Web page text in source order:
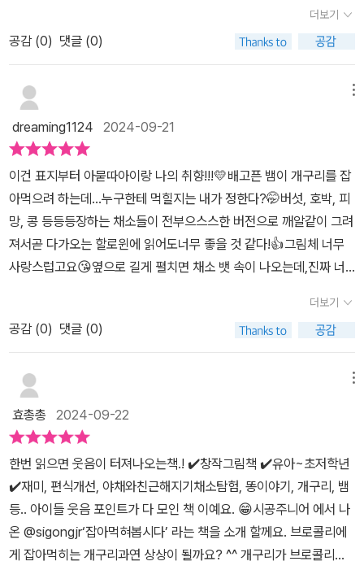
신간그림책 #잡혀먹어봅시다#그림책추천 #편식그림책 #개구리 #
뱀#지혜 #그림책스타그램 #유아그림책#초등그림책 #그림책테라피
폴짝~!!!!여기까지가 면지예요😆 면지까지만 봐도 뱀식이와 곽이의
표정 대사, 행동 모두 아이들의 시선을 빼앗을 수 있어요. 📍곽이는
주체성이 높은 친구예요.내가 잡아 먹힐 대상도 내가 고르죠!곽이가
식식이에게 제안하는 걸 보면 개구리가 아닌영리한 토끼가 생각나며
작가님의 또 다른 작품#토끼행성은하늑대 속 토끼가 떠오릅니다.토
끼랑 색깔은 같지만 귀가 짧아서 같은듯 다른듯~토끼는 현명하지만
혼자있기를 선호하고 조용해보이는데곽이는 영리하고 흥이 많아 뱀
식이조차 당할 수 없어요~ 📍곽이가 본인 대신 제시하는 음식은?무
시무시 브로콜리으스스스 버섯버섯오싹오싹 오들오들 호호호박할로
윈이 떠오르는 이름부터 뱀식이 목구멍과 똥구멍 사이에서 음식들이
어떤 일들을 하고 있는지 상상하고 펼쳐보며 이야기나누기 너무 좋아
요!요것만? NO~ NO~ 똥구멍에서 어떻게 나오는지 곽이가 직접 가
지고 나오는데...제가봐도 참.... 입맛이 사라질것같긴해요🤣곽이에게
홀려서 이야기를 듣고 보는뱀식이가 나중에는 쫌 불쌍했어요 ㅎㅎ
이들도 즐겁게 부르며 세상 즐거운 아이가될것이라 장담합니다!다음
달 수업 계획서 변경해야겠어요!! 곽곽!!! 🍀 @sigongjr🍀 @greenr
aintea #잡아먹혀봅시다 #심보영 #시공주니어 #신간그림책 #유아
그림책 #재미있는그림책 #상상력 #상상그림책#협찬#시공주니어
(@sigongjr )출판사에서 도서를 제공받아 작성하였습니다 #감사합
니다😆
더보기
공감 (0) 댓글 (0)
dreaming1124 2024-09-21
이건 표지부터 아묻따아이랑 나의 취향!!!💛배고픈 뱀이 개구리를 잡
아먹으려 하는데...누구한테 먹힐지는 내가 정한다?🤭버섯, 호박, 피
망, 콩 등등등장하는 채소들이 전부으스스한 버전으로 깨알같이 그려
져서곧 다가오는 할로윈에 읽어도너무 좋을 것 같다!👍그림체 너무
사랑스럽고요😘옆으로 길게 펼치면 채소 뱃 속이 나오는데,진짜 너
더보기
공감 (0) 댓글 (0)
효총총 2024-09-22
한번 읽으면 웃음이 터져나오는책.! ✔️창작그림책 ✔️유아~초저학년
✔️재미, 편식개선, 야채와친근해지기채소탐험, 똥이야기, 개구리, 뱀
등.. 아이들 웃음 포인트가 다 모인 책 이예요. 😁시공주니어 에서 나
온 @sigongjr‘잡아먹혀봅시다’ 라는 책을 소개 할께요. 브로콜리에
게 잡아먹히는 개구리과연 상상이 될까요? ^^ 개구리가 브로콜리를